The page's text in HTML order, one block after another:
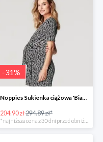
-31%
Noppies Sukienka ciążowa 'Bianca' -31%
204.90 zł294.89 zł*